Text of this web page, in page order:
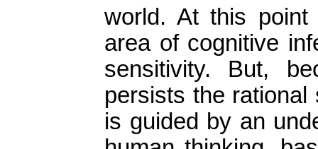
world. At this
area of ​​cognitive
sensitivity. But,
persists the
is guided by an